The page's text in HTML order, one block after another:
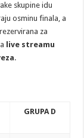
skupine idu
osminu finala, a
za
live streamu
.
GRUPA D